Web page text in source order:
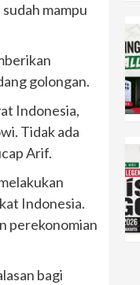
mampu
golongan.
Indonesia,
Tidak ada
Arif.
Indonesia.
perekonomian
bagi